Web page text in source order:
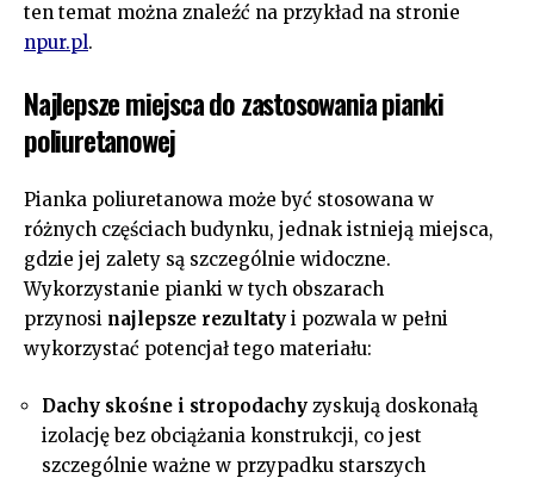
ten temat można znaleźć na przykład na stronie
npur.pl.
Najlepsze miejsca do zastosowania pianki
poliuretanowej
Pianka poliuretanowa może być stosowana w
różnych częściach budynku, jednak istnieją miejsca,
gdzie jej zalety są szczególnie widoczne.
Wykorzystanie pianki w tych obszarach
przynosi najlepsze rezultaty i pozwala w pełni
wykorzystać potencjał tego materiału:
Dachy skośne i stropodachy zyskują doskonałą
izolację bez obciążania konstrukcji, co jest
szczególnie ważne w przypadku starszych